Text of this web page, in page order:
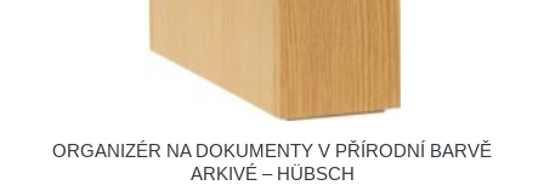
ORGANIZÉR NA DOKUMENTY V PŘÍRODNÍ BARVĚ
ARKIVÉ – HÜBSCH